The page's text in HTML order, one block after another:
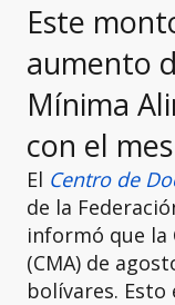
Este
aumento
Mínima
con el
El Centro de
de la
informó que la
(CMA) de
bolívares. Esto